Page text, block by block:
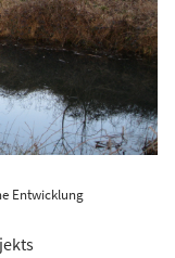
Entwicklung